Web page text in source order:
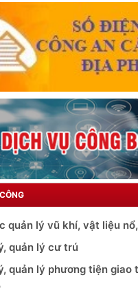
quản lý vũ khí, vật liệu
quản lý cư trú
quản lý phương tiện giao